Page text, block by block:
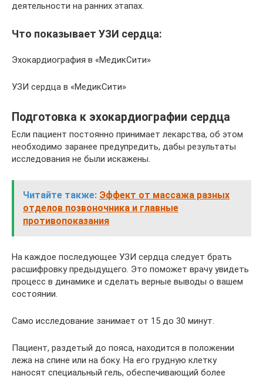
деятельности на ранних этапах.
Что показывает УЗИ сердца:
Эхокардиография в «МедикСити»
УЗИ сердца в «МедикСити»
Подготовка к эхокардиографии сердца
Если пациент постоянно принимает лекарства, об этом
необходимо заранее предупредить, дабы результаты
исследования не были искажены.
Читайте также: Эффект от массажа разных
отделов позвоночника и главные
противопоказания
На каждое последующее УЗИ сердца следует брать
расшифровку предыдущего. Это поможет врачу увидеть
процесс в динамике и сделать верные выводы о вашем
состоянии.
Само исследование занимает от 15 до 30 минут.
Пациент, раздетый до пояса, находится в положении
лежа на спине или на боку. На его грудную клетку
наносят специальный гель, обеспечивающий более